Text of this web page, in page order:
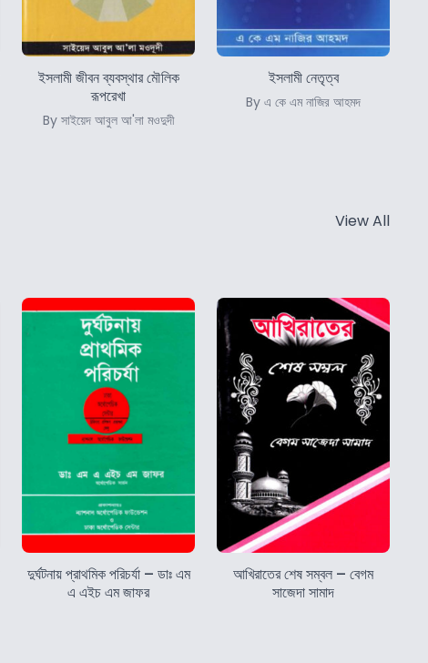
ইসলামী জীবন ব্যবস্থার মৌলিক
রূপরেখা
By সাইয়েদ আবুল আ'লা মওদুদী
ইসলামী নেতৃত্ব
By এ কে এম নাজির আহমদ
View All
দুর্ঘটনায় প্রাথমিক পরিচর্যা – ডাঃ এম
এ এইচ এম জাফর
আখিরাতের শেষ সম্বল – বেগম
সাজেদা সামাদ